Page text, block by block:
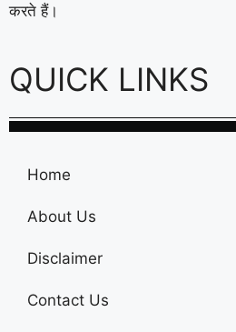
करते हैं।
QUICK LINKS
Home
About Us
Disclaimer
Contact Us